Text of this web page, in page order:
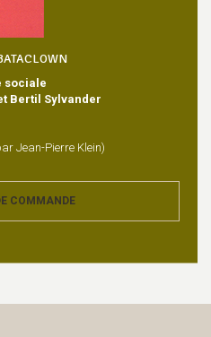
sociale
Bertil Sylvander
Jean-Pierre Klein)
COMMANDE